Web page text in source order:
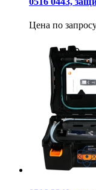
Цена по